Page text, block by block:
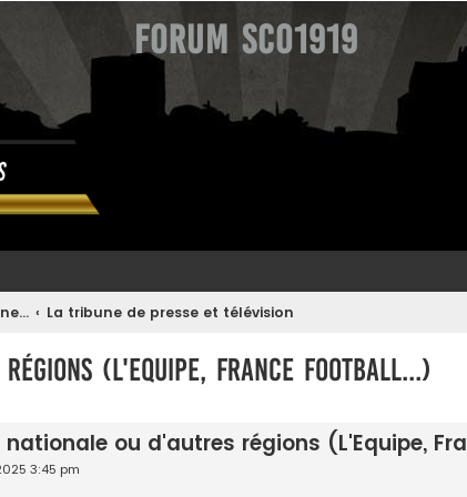
Forum SCO1919
La tribune de presse et télévision
(L'Equipe, France Football...)
ou d'autres régions (L'Equipe,
3:45 pm